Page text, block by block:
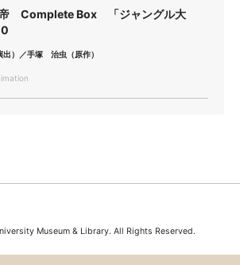
帝 Complete Box 「ジャングル大
）／手塚 治虫（原作）
Museum & Library. All Rights Reserved.